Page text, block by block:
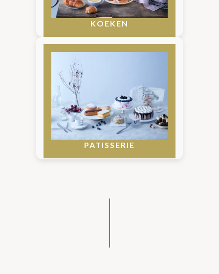
KOEKEN
PATISSERIE